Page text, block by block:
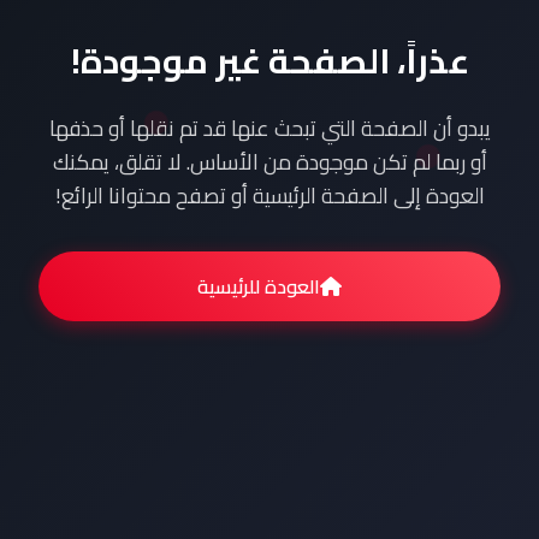
عذراً، الصفحة غير موجودة!
يبدو أن الصفحة التي تبحث عنها قد تم نقلها أو حذفها
أو ربما لم تكن موجودة من الأساس. لا تقلق، يمكنك
العودة إلى الصفحة الرئيسية أو تصفح محتوانا الرائع!
العودة للرئيسية